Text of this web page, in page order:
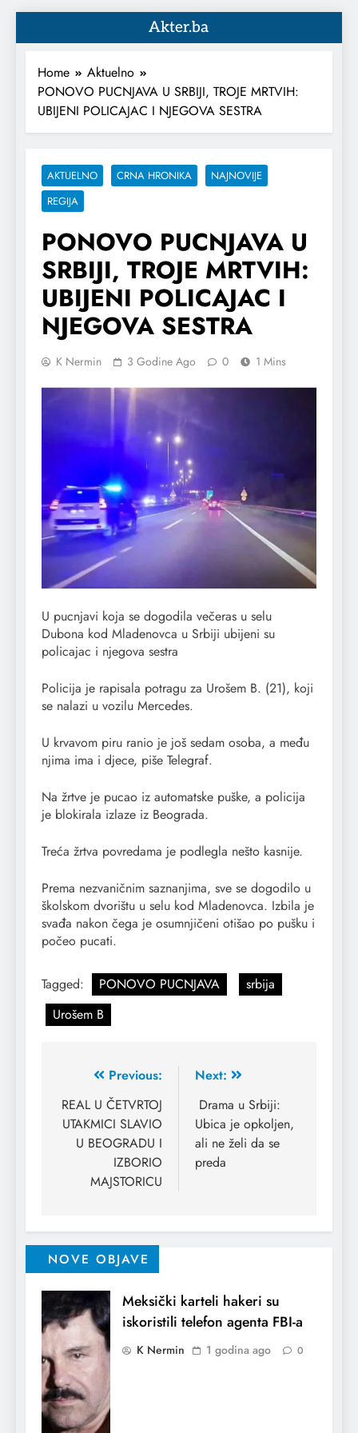
Akter.ba
Home
Aktuelno
PONOVO PUCNJAVA U SRBIJI, TROJE MRTVIH:
UBIJENI POLICAJAC I NJEGOVA SESTRA
AKTUELNO CRNA HRONIKA
NAJNOVIJE
REGIJA
PONOVO PUCNJAVA U
SRBIJI, TROJE MRTVIH:
UBIJENI POLICAJAC I
NJEGOVA SESTRA
K Nermin 3 Godine Ago 0 1 Mins
U pucnjavi koja se dogodila večeras u selu
Dubona kod Mladenovca u Srbiji ubijeni su
policajac i njegova sestra
Policija je rapisala potragu za Urošem B. (21), koji
se nalazi u vozilu Mercedes.
U krvavom piru ranio je još sedam osoba, a među
njima ima i djece, piše Telegraf.
Na žrtve je pucao iz automatske puške, a policija
je blokirala izlaze iz Beograda.
Treća žrtva povredama je podlegla nešto kasnije.
Prema nezvaničnim saznanjima, sve se dogodilo u
školskom dvorištu u selu kod Mladenovca. Izbila je
svađa nakon čega je osumnjičeni otišao po pušku i
počeo pucati.
Tagged: PONOVO PUCNJAVA
srbija
Urošem B
Previous:
REAL U ČETVRTOJ
UTAKMICI SLAVIO
U BEOGRADU I
IZBORIO
MAJSTORICU
Next:
Drama u Srbiji:
Ubica je opkoljen,
ali ne želi da se
preda
NOVE OBJAVE
Meksički karteli hakeri su
iskoristili telefon agenta FBI-a
K Nermin 1 godina ago 0